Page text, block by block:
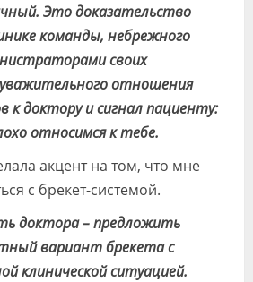
Это доказательство
команды, небрежного
своих
отношения
к доктору и сигнал пациенту:
относимся к тебе.
акцент на том, что мне
с брекет-системой.
доктора – предложить
вариант брекета с
клинической ситуацией.